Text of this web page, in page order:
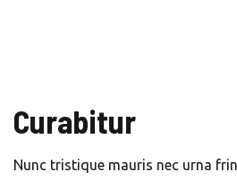
Curabitur
Nunc tristique mauris nec urna